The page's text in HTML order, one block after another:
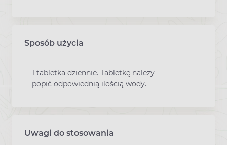
Sposób użycia
1 tabletka dziennie. Tabletkę należy
popić odpowiednią ilością wody.
Uwagi do stosowania